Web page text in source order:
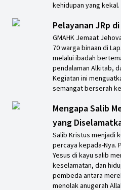
kehidupan yang kekal.
Pelayanan JRp
GMAHK Jemaat
70 warga binaan di
melalui ibadah
pendalaman Alkitab,
Kegiatan ini
semangat berserah
Mengapa Salib
yang
Salib Kristus menjadi
percaya kepada-Nya.
Yesus di kayu salib
keselamatan, dan
pembeda antara
menolak anugerah